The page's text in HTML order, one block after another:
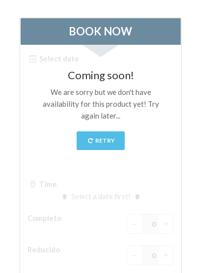
Museo Galileo
Jardín de Boboli
La Torre de Arnolfo
Corredor de Vasari
Palazzo Vecchio
Santa Maria Novella
Reserve una visita guiada